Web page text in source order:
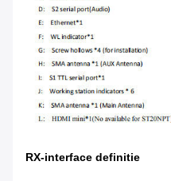
RX-interface definitie